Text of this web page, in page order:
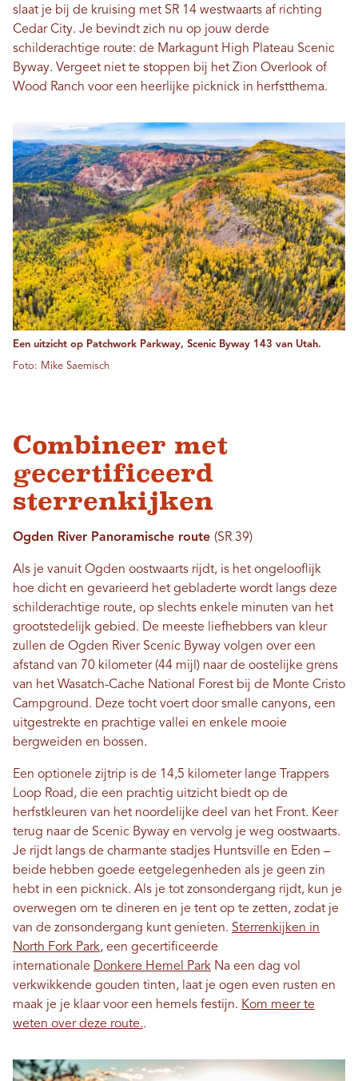
slaat je bij de kruising met SR 14 westwaarts af richting
Cedar City. Je bevindt zich nu op jouw derde
schilderachtige route: de Markagunt High Plateau Scenic
Byway. Vergeet niet te stoppen bij het Zion Overlook of
Wood Ranch voor een heerlijke picknick in herfstthema.
Een uitzicht op Patchwork Parkway, Scenic Byway 143 van Utah.
Foto: Mike Saemisch
Combineer met
gecertificeerd
sterrenkijken
Ogden River Panoramische route (SR 39)
Als je vanuit Ogden oostwaarts rijdt, is het ongelooflijk
hoe dicht en gevarieerd het gebladerte wordt langs deze
schilderachtige route, op slechts enkele minuten van het
grootstedelijk gebied. De meeste liefhebbers van kleur
zullen de Ogden River Scenic Byway volgen over een
afstand van 70 kilometer (44 mijl) naar de oostelijke grens
van het Wasatch-Cache National Forest bij de Monte Cristo
Campground. Deze tocht voert door smalle canyons, een
uitgestrekte en prachtige vallei en enkele mooie
bergweiden en bossen.
Een optionele zijtrip is de 14,5 kilometer lange Trappers
Loop Road, die een prachtig uitzicht biedt op de
herfstkleuren van het noordelijke deel van het Front. Keer
terug naar de Scenic Byway en vervolg je weg oostwaarts.
Je rijdt langs de charmante stadjes Huntsville en Eden –
beide hebben goede eetgelegenheden als je geen zin
hebt in een picknick. Als je tot zonsondergang rijdt, kun je
overwegen om te dineren en je tent op te zetten, zodat je
van de zonsondergang kunt genieten. Sterrenkijken in
North Fork Park, een gecertificeerde
internationale Donkere Hemel Park Na een dag vol
verkwikkende gouden tinten, laat je ogen even rusten en
maak je je klaar voor een hemels festijn. Kom meer te
weten over deze route..